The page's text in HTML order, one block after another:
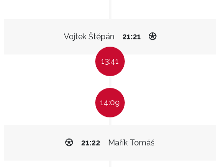
Vojtek Štěpán 21:21
13:41
14:09
Mařík Tomáš
21:22